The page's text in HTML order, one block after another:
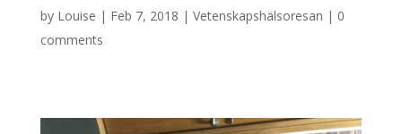
by Louise | Feb 7, 2018 | Vetenskapshälsoresan | 0
comments